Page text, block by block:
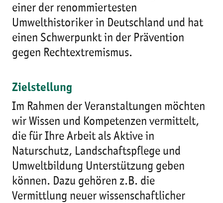
einer der renommiertesten
Umwelthistoriker in Deutschland und hat
einen Schwerpunkt in der Prävention
gegen Rechtextremismus.
Zielstellung
Im Rahmen der Veranstaltungen möchten
wir Wissen und Kompetenzen vermittelt,
die für Ihre Arbeit als Aktive in
Naturschutz, Landschaftspflege und
Umweltbildung Unterstützung geben
können. Dazu gehören z.B. die
Vermittlung neuer wissenschaftlicher